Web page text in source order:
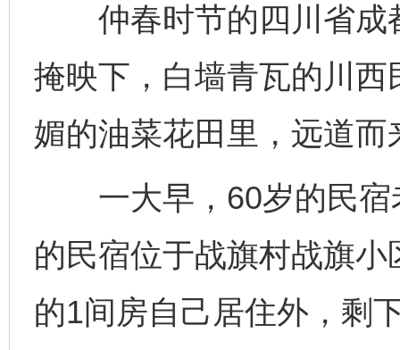
仲春时节的四川省成
掩映下，白墙青瓦的川
媚的油菜花田里，远道
一大早，60岁的民宿
的民宿位于战旗村战旗
的1间房自己居住外，剩